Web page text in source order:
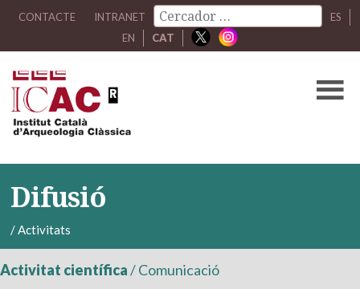
CONTACTE INTRANET
ES
EN
CAT
Difusió
/Activitats
Activitat científica/Comunicació